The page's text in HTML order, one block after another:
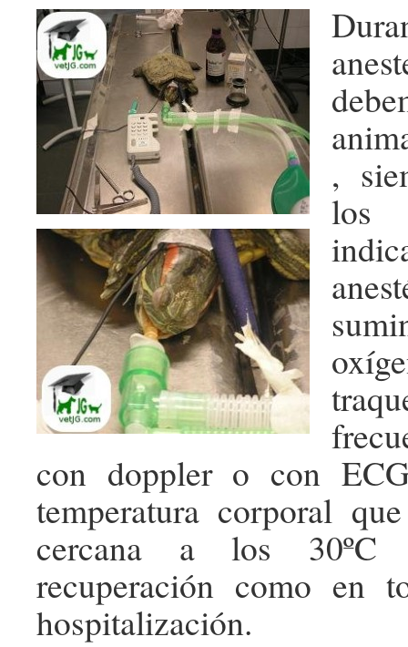
,
con doppler o con
temperatura corporal
cercana a los
recuperación como en
hospitalización.